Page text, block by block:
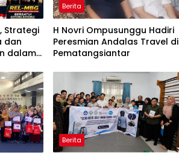
Strategi
dan
dalam
Berita
H Novri Ompusunggu Hadiri
Peresmian Andalas Travel di
Pematangsiantar
Berita